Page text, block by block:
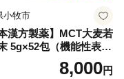
小牧市
本漢方製薬】MCT大麦若
5g×52包（機能性表示
8,000円